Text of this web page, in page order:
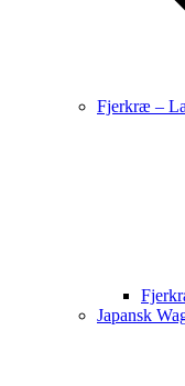
Fjerkræ –
Japansk